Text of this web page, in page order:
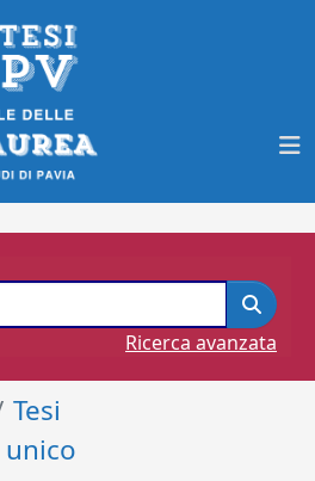
Ricerca avanzata
Tesi
unico